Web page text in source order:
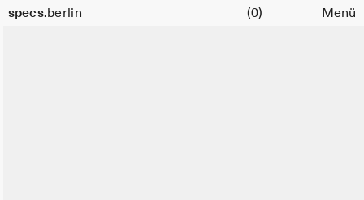
specs.berlin
Warenkorb (0) Menü
Größe
47